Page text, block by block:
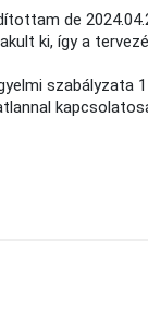
de
ki, így a
szabályzata